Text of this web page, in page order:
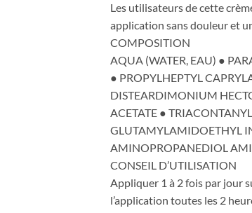
Les utilisateurs de cette
application sans douleur et
COMPOSITION
AQUA (WATER, EAU) ●
● PROPYLHEPTYL
DISTEARDIMONIUM
ACETATE ●
GLUTAMYLAMIDOETHYL
AMINOPROPANEDIOL
CONSEIL D’UTILISATION
Appliquer 1 à 2 fois par jour
l’application toutes les 2